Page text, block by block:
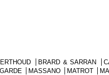
BRARD & SARRAN
MASSANO MATROT